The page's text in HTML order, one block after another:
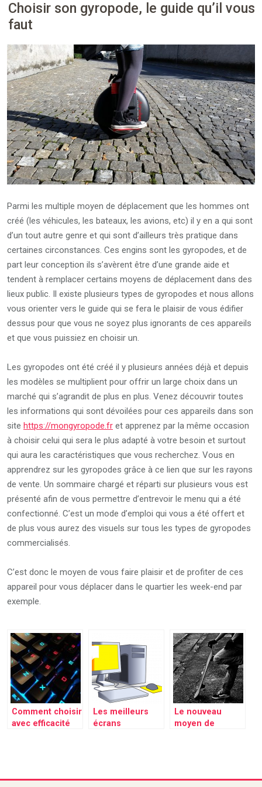
Choisir son gyropode, le guide qu’il vous
faut
Parmi les multiple moyen de déplacement que les hommes ont
créé (les véhicules, les bateaux, les avions, etc) il y en a qui sont
d’un tout autre genre et qui sont d’ailleurs très pratique dans
certaines circonstances. Ces engins sont les gyropodes, et de
part leur conception ils s’avèrent être d’une grande aide et
tendent à remplacer certains moyens de déplacement dans des
lieux public. Il existe plusieurs types de gyropodes et nous allons
vous orienter vers le guide qui se fera le plaisir de vous édifier
dessus pour que vous ne soyez plus ignorants de ces appareils
et que vous puissiez en choisir un.
Les gyropodes ont été créé il y plusieurs années déjà et depuis
les modèles se multiplient pour offrir un large choix dans un
marché qui s’agrandit de plus en plus. Venez découvrir toutes
les informations qui sont dévoilées pour ces appareils dans son
site https://mongyropode.fr et apprenez par la même occasion
à choisir celui qui sera le plus adapté à votre besoin et surtout
qui aura les caractéristiques que vous recherchez. Vous en
apprendrez sur les gyropodes grâce à ce lien que sur les rayons
de vente. Un sommaire chargé et réparti sur plusieurs vous est
présenté afin de vous permettre d’entrevoir le menu qui a été
confectionné. C’est un mode d’emploi qui vous a été offert et
de plus vous aurez des visuels sur tous les types de gyropodes
commercialisés.
C’est donc le moyen de vous faire plaisir et de profiter de ces
appareil pour vous déplacer dans le quartier les week-end par
exemple.
Comment choisir
avec efficacité
Les meilleurs
écrans
Le nouveau
moyen de